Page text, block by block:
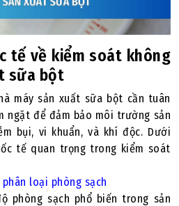
tế về kiểm soát không
sữa bột
máy sản xuất sữa bột cần tuân
ngặt để đảm bảo môi trường sản
bụi, vi khuẩn, và khí độc. Dưới
tế quan trọng trong kiểm soát
loại phòng sạch
phòng sạch phổ biến trong sản